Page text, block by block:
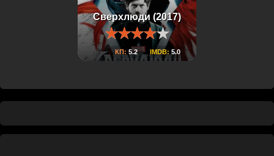
Сверхлюди (2017)
КП: 5.2 IMDB: 5.0